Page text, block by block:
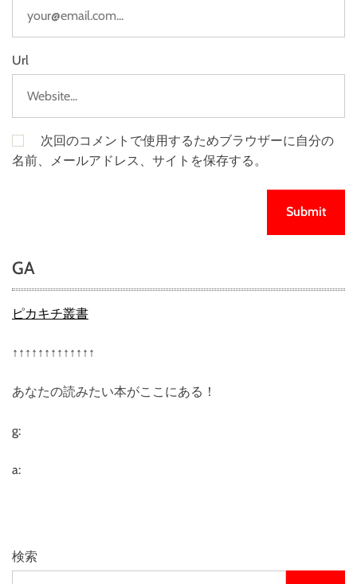
Url
次回のコメントで使用するためブラウザーに自分の
名前、メールアドレス、サイトを保存する。
GA
ピカキチ叢書
↑↑↑↑↑↑↑↑↑↑↑↑↑
あなたの読みたい本がここにある！
g:
a:
検索